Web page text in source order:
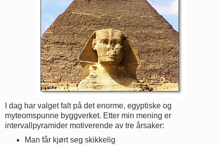
I dag har valget falt på det enorme, egyptiske og
myteomspunne byggverket. Etter min mening er
intervallpyramider motiverende av tre årsaker:
Man får kjørt seg skikkelig